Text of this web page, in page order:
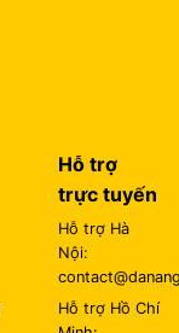
Hỗ trợ
trực tuyến
Hỗ trợ Hà
Nội:
Hỗ trợ Hồ Chí